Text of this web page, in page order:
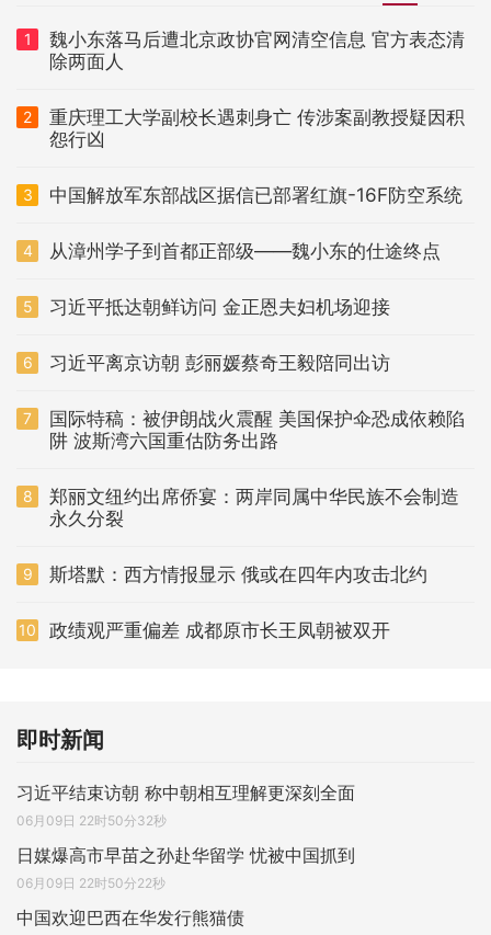
1
魏小东落马后遭北京政协官网清空信息 官方表态清
除两面人
2
重庆理工大学副校长遇刺身亡 传涉案副教授疑因积
怨行凶
3 中国解放军东部战区据信已部署红旗-16F防空系统
4 从漳州学子到首都正部级——魏小东的仕途终点
5 习近平抵达朝鲜访问 金正恩夫妇机场迎接
6 习近平离京访朝 彭丽媛蔡奇王毅陪同出访
7
国际特稿：被伊朗战火震醒 美国保护伞恐成依赖陷
阱 波斯湾六国重估防务出路
8
郑丽文纽约出席侨宴：两岸同属中华民族不会制造
永久分裂
9 斯塔默：西方情报显示 俄或在四年内攻击北约
10 政绩观严重偏差 成都原市长王凤朝被双开
即时新闻
习近平结束访朝 称中朝相互理解更深刻全面
06月09日 22时50分32秒
日媒爆高市早苗之孙赴华留学 忧被中国抓到
06月09日 22时50分22秒
中国欢迎巴西在华发行熊猫债